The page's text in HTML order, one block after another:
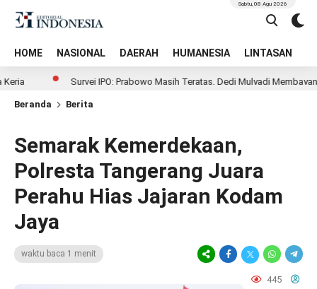
HOME NASIONAL DAERAH HUMANESIA LINTASAN
Sabtu, 08 Agu 2026
Survei IPO: Prabowo Masih Teratas, Dedi Mulyadi Membayangi
Beranda Berita
Semarak Kemerdekaan,
Polresta Tangerang Juara
Perahu Hias Jajaran Kodam
Jaya
waktu baca 1 menit
445